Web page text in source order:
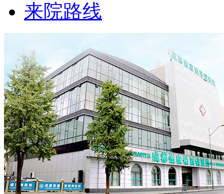
来院路线